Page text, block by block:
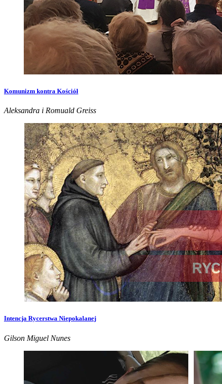
Komunizm kontra Kościół
Aleksandra i Romuald Greiss
Intencja Rycerstwa Niepokalanej
Gilson Miguel Nunes